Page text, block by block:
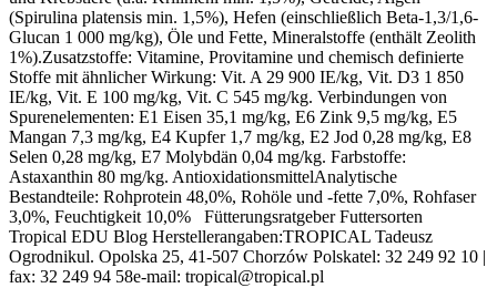
(Spirulina platensis min. 1,5%), Hefen (einschließlich Beta-1,3/1,6-
Glucan 1 000 mg/kg), Öle und Fette, Mineralstoffe (enthält Zeolith
1%).Zusatzstoffe: Vitamine, Provitamine und chemisch definierte
Stoffe mit ähnlicher Wirkung: Vit. A 29 900 IE/kg, Vit. D3 1 850
IE/kg, Vit. E 100 mg/kg, Vit. C 545 mg/kg. Verbindungen von
Spurenelementen: E1 Eisen 35,1 mg/kg, E6 Zink 9,5 mg/kg, E5
Mangan 7,3 mg/kg, E4 Kupfer 1,7 mg/kg, E2 Jod 0,28 mg/kg, E8
Selen 0,28 mg/kg, E7 Molybdän 0,04 mg/kg. Farbstoffe:
Astaxanthin 80 mg/kg. AntioxidationsmittelAnalytische
Bestandteile: Rohprotein 48,0%, Rohöle und -fette 7,0%, Rohfaser
3,0%, Feuchtigkeit 10,0% Fütterungsratgeber Futtersorten
Tropical EDU Blog Herstellerangaben:TROPICAL Tadeusz
Ogrodnikul. Opolska 25, 41-507 Chorzów Polskatel: 32 249 92 10 |
fax: 32 249 94 58e-mail: tropical@tropical.pl